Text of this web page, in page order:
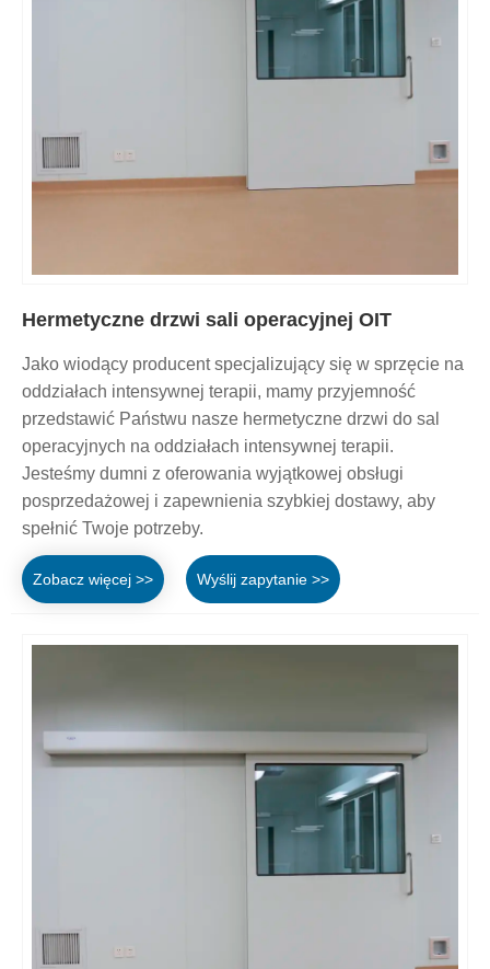
Hermetyczne drzwi sali operacyjnej OIT
Jako wiodący producent specjalizujący się w sprzęcie na
oddziałach intensywnej terapii, mamy przyjemność
przedstawić Państwu nasze hermetyczne drzwi do sal
operacyjnych na oddziałach intensywnej terapii.
Jesteśmy dumni z oferowania wyjątkowej obsługi
posprzedażowej i zapewnienia szybkiej dostawy, aby
spełnić Twoje potrzeby.
Zobacz więcej >> Wyślij zapytanie >>